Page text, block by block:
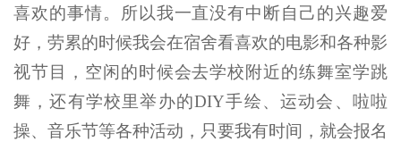
喜欢的事情。所以我一直没有中断自己的兴趣爱
好，劳累的时候我会在宿舍看喜欢的电影和各种影
视节目，空闲的时候会去学校附近的练舞室学跳
舞，还有学校里举办的DIY手绘、运动会、啦啦
操、音乐节等各种活动，只要我有时间，就会报名